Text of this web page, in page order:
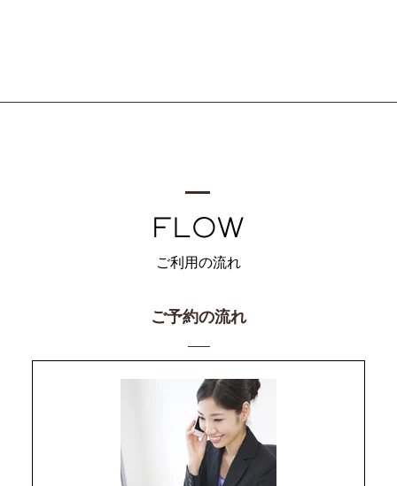
ご利用の流れ
ご予約の流れ